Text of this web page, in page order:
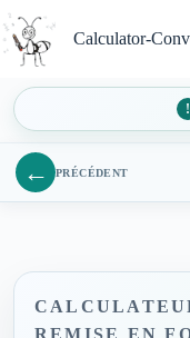
au
contenu
Calculator-
← PRÉCÉDENT
REMISE EN